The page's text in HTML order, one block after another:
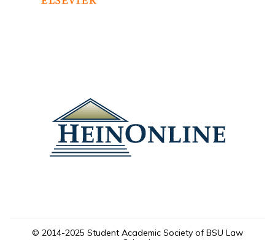
© 2014-2025 Student Academic Society of BSU Law